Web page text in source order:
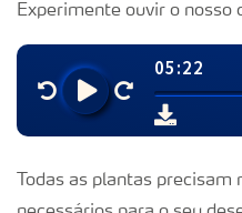
Experimente ouvir o nosso
Todas as plantas